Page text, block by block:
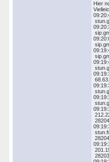
Hier
28204
28204
28203